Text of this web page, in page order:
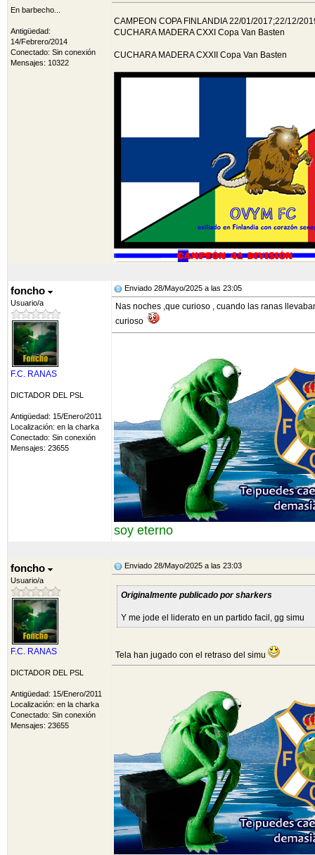
En barbecho...
Antigüedad:
14/Febrero/2014
Conectado: Sin conexión
Mensajes: 10322
CAMPEON COPA FINLANDIA 22/01/2017;22/12/
CUCHARA MADERA CXXI Copa Van Basten
CUCHARA MADERA CXXII Copa Van Basten
foncho
Usuario/a
F.C. RANAS
DICTADOR DEL PSL
Antigüedad: 15/Enero/2011
Localización: en la charka
Conectado: Sin conexión
Mensajes: 23655
Enviado 28/Mayo/2025 a las 23:05
Nas noches ,que curioso , cuando las ranas
curioso
soy eterno
foncho
Usuario/a
F.C. RANAS
DICTADOR DEL PSL
Antigüedad: 15/Enero/2011
Localización: en la charka
Conectado: Sin conexión
Mensajes: 23655
Enviado 28/Mayo/2025 a las 23:03
Originalmente publicado por sharkers
Y me jode el liderato en un partido facil, gg simu
Tela han jugado con el retraso del simu